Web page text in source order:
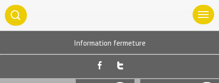
Information fermeture